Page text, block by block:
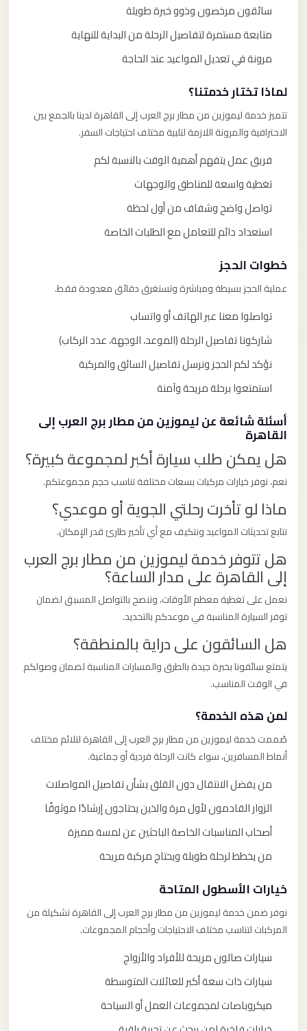
سائقون مرخصون وذوو خبرة طويلة
متابعة مستمرة لتفاصيل الرحلة من البداية للنهاية
مرونة في تعديل المواعيد عند الحاجة
لماذا تختار خدمتنا؟
تتميز خدمة ليموزين من مطار برج العرب إلى القاهرة لدينا بالجمع بين
الاحترافية والمرونة اللازمة لتلبية مختلف احتياجات السفر.
فريق عمل يتفهم أهمية الوقت بالنسبة لكم
تغطية واسعة للمناطق والوجهات
تواصل واضح وشفاف من أول لحظة
استعداد دائم للتعامل مع الطلبات الخاصة
خطوات الحجز
عملية الحجز بسيطة ومباشرة وتستغرق دقائق معدودة فقط.
تواصلوا معنا عبر الهاتف أو واتساب
شاركونا تفاصيل الرحلة (الموعد، الوجهة، عدد الركاب)
نؤكد لكم الحجز ونرسل تفاصيل السائق والمركبة
استمتعوا برحلة مريحة وآمنة
أسئلة شائعة عن ليموزين من مطار برج العرب إلى
القاهرة
هل يمكن طلب سيارة أكبر لمجموعة كبيرة؟
نعم، نوفر خيارات مركبات بسعات مختلفة تناسب حجم مجموعتكم.
ماذا لو تأخرت رحلتي الجوية أو موعدي؟
نتابع تحديثات المواعيد ونتكيف مع أي تأخير طارئ قدر الإمكان.
هل تتوفر خدمة ليموزين من مطار برج العرب
إلى القاهرة على مدار الساعة؟
نعمل على تغطية معظم الأوقات، وننصح بالتواصل المسبق لضمان
توفر السيارة المناسبة في موعدكم بالتحديد.
هل السائقون على دراية بالمنطقة؟
يتمتع سائقونا بخبرة جيدة بالطرق والمسارات المناسبة لضمان وصولكم
في الوقت المناسب.
لمن هذه الخدمة؟
صُممت خدمة ليموزين من مطار برج العرب إلى القاهرة لتلائم مختلف
أنماط المسافرين، سواء كانت الرحلة فردية أو جماعية.
من يفضل الانتقال دون القلق بشأن تفاصيل المواصلات
الزوار القادمون لأول مرة والذين يحتاجون إرشادًا موثوقًا
أصحاب المناسبات الخاصة الباحثين عن لمسة مميزة
من يخطط لرحلة طويلة ويحتاج مركبة مريحة
خيارات الأسطول المتاحة
نوفر ضمن خدمة ليموزين من مطار برج العرب إلى القاهرة تشكيلة من
المركبات لتناسب مختلف الاحتياجات وأحجام المجموعات.
سيارات صالون مريحة للأفراد والأزواج
سيارات ذات سعة أكبر للعائلات المتوسطة
ميكروباصات لمجموعات العمل أو السياحة